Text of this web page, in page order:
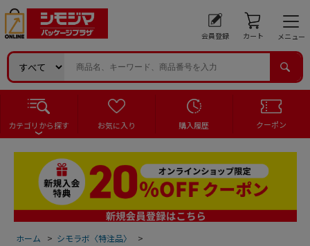
会員登録 カート メニュー
カテゴリから探す お気に入り 購入履歴 クーポン
ホーム > シモラボ〈特注品〉
>